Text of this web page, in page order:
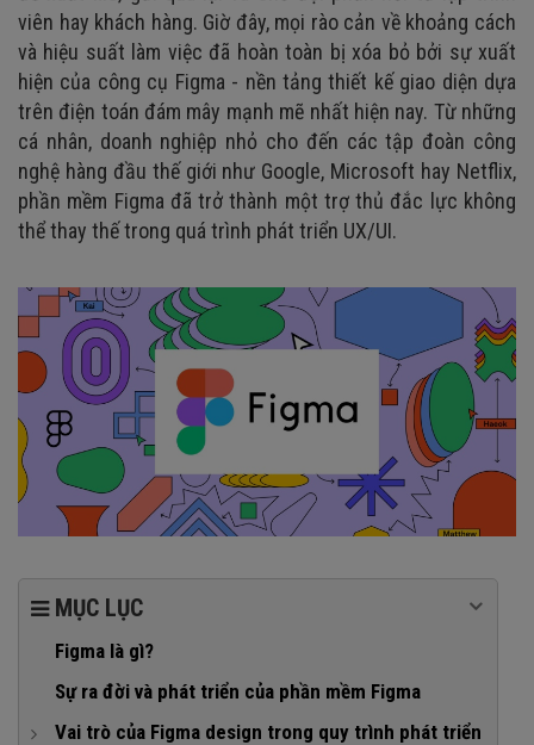
viên hay khách hàng. Giờ đây, mọi rào cản về khoảng cách
và hiệu suất làm việc đã hoàn toàn bị xóa bỏ bởi sự xuất
hiện của công cụ Figma - nền tảng thiết kế giao diện dựa
trên điện toán đám mây mạnh mẽ nhất hiện nay. Từ những
cá nhân, doanh nghiệp nhỏ cho đến các tập đoàn công
nghệ hàng đầu thế giới như Google, Microsoft hay Netflix,
phần mềm Figma đã trở thành một trợ thủ đắc lực không
thể thay thế trong quá trình phát triển UX/UI.
MỤC LỤC
Figma là gì?
Sự ra đời và phát triển của phần mềm Figma
Vai trò của Figma design trong quy trình phát triển